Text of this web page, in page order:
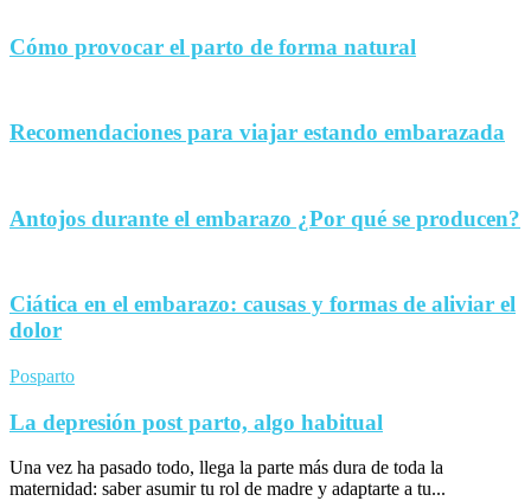
Cómo provocar el parto de forma natural
Recomendaciones para viajar estando embarazada
Antojos durante el embarazo ¿Por qué se producen?
Ciática en el embarazo: causas y formas de aliviar el
dolor
Posparto
La depresión post parto, algo habitual
Una vez ha pasado todo, llega la parte más dura de toda la
maternidad: saber asumir tu rol de madre y adaptarte a tu...